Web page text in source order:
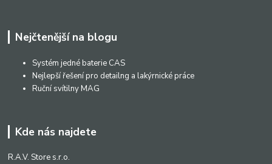
Nejčtenější na blogu
Systém jedné baterie CAS
Nejlepší řešení pro detailng a lakýrnické práce
Ruční svítilny MAG
Kde nás najdete
R.A.V. Store s.r.o.